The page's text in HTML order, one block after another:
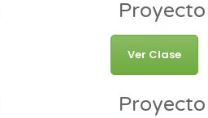
Ver Clase